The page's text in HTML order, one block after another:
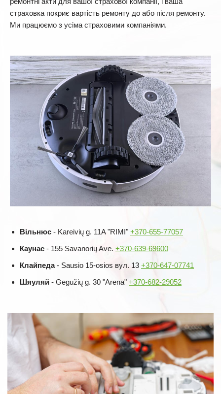
страховка покриє вартість ремонту до або після ремонту.
Ми працюємо з усіма страховими компаніями.
Вільнюс - Kareivių g. 11A "RIMI" +370-655-77057
Каунас - 155 Savanorių Ave. +370-639-69600
Клайпеда- Sausio 15-osios вул. 13 +370-647-07741
Шяуляй - Gegužių g. 30 "Arena" +370-682-29052